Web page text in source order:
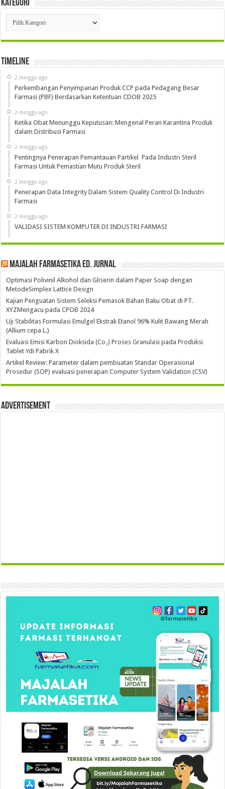
Kategori
Kategori
Timeline
2 minggu ago
Perkembangan Penyimpanan Produk CCP pada Pedagang Besar
Farmasi (PBF) Berdasarkan Ketentuan CDOB 2025
2 minggu ago
Ketika Obat Menunggu Keputusan: Mengenal Peran Karantina Produk
dalam Distribusi Farmasi
2 minggu ago
Pentingnya Penerapan Pemantauan Partikel Pada Industri Steril
Farmasi Untuk Pemastian Mutu Produk Steril
2 minggu ago
Penerapan Data Integrity Dalam Sistem Quality Control Di Industri
Farmasi
2 minggu ago
VALIDASI SISTEM KOMPUTER DI INDUSTRI FARMASI
Majalah Farmasetika Ed. Jurnal
Optimasi Polivinil Alkohol dan Gliserin dalam Paper Soap dengan
MetodeSimplex Lattice Design
Kajian Penguatan Sistem Seleksi Pemasok Bahan Baku Obat di PT.
XYZMengacu pada CPOB 2024
Uji Stabilitas Formulasi Emulgel Ekstrak Etanol 96% Kulit Bawang Merah
(Allium cepa L.)
Evaluasi Emisi Karbon Dioksida (Co₂) Proses Granulasi pada Produksi
Tablet Ydi Pabrik X
Artikel Review: Parameter dalam pembuatan Standar Operasional
Prosedur (SOP) evaluasi penerapan Computer System Validation (CSV)
Advertisement